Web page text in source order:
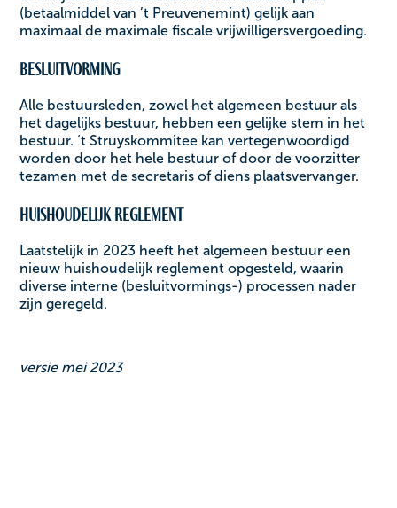
(betaalmiddel van ’t Preuvenemint) gelijk aan
maximaal de maximale fiscale vrijwilligersvergoeding.
Besluitvorming
Alle bestuursleden, zowel het algemeen bestuur als
het dagelijks bestuur, hebben een gelijke stem in het
bestuur. ‘t Struyskommitee kan vertegenwoordigd
worden door het hele bestuur of door de voorzitter
tezamen met de secretaris of diens plaatsvervanger.
Huishoudelijk reglement
Laatstelijk in 2023 heeft het algemeen bestuur een
nieuw huishoudelijk reglement opgesteld, waarin
diverse interne (besluitvormings-) processen nader
zijn geregeld.
versie mei 2023